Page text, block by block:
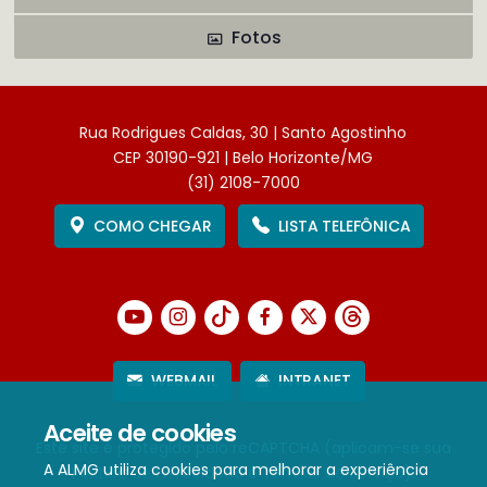
Aceite de cookies
A ALMG utiliza cookies para melhorar a experiência
Fotos
Rua Rodrigues Caldas, 30 | Santo Agostinho
CEP 30190-921 | Belo Horizonte/MG
(31) 2108-7000
COMO CHEGAR
LISTA TELEFÔNICA
WEBMAIL INTRANET
Este site é protegido pelo reCAPTCHA (aplicam-se sua
Política de PrivacidadeeTermos de Serviço).